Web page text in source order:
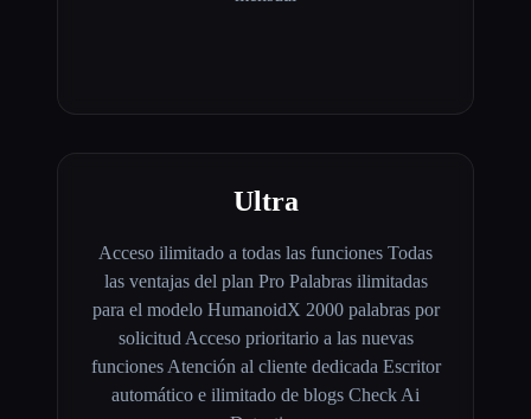
Ultra
Acceso ilimitado a todas las funciones Todas
las ventajas del plan Pro Palabras ilimitadas
para el modelo HumanoidX 2000 palabras por
solicitud Acceso prioritario a las nuevas
funciones Atención al cliente dedicada Escritor
automático e ilimitado de blogs Check Ai